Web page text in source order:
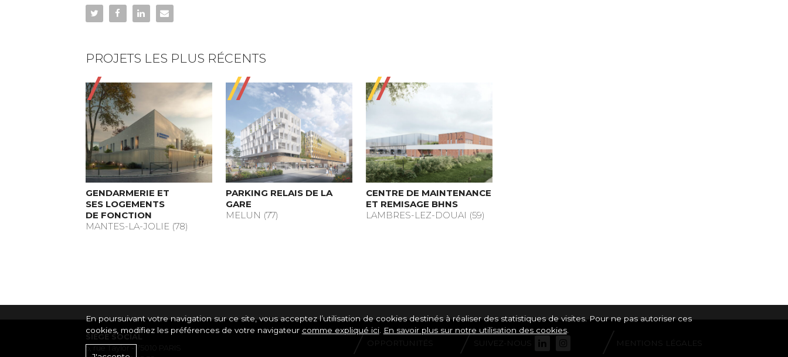
PROJETS LES PLUS RÉCENTS
GENDARMERIE ET
SES LOGEMENTS
DE FONCTION
MANTES-LA-JOLIE (78)
PARKING RELAIS DE LA
GARE
MELUN (77)
CENTRE DE MAINTENANCE
ET REMISAGE BHNS
LAMBRES-LEZ-DOUAI (59)
SIÈGE SOCIAL
5, rue Taylor - 75010 PARIS
OPPORTUNITÉS SUIVEZ-NOUS MENTIONS LÉGALES
En poursuivant votre navigation sur ce site, vous acceptez l’utilisation de cookies destinés à réaliser des statistiques de visites. Pour ne pas autoriser ces
cookies, modifiez les préférences de votre navigateur comme expliqué ici. En savoir plus sur notre utilisation des cookies.